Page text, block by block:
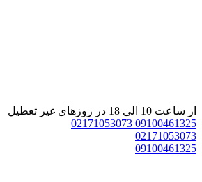
ساعت 10 الی 18 در روزهای غیر تعطیل
02171053073